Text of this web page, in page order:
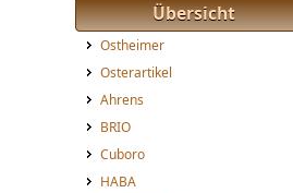
Übersicht
Ostheimer
Osterartikel
Ahrens
BRIO
Cuboro
HABA